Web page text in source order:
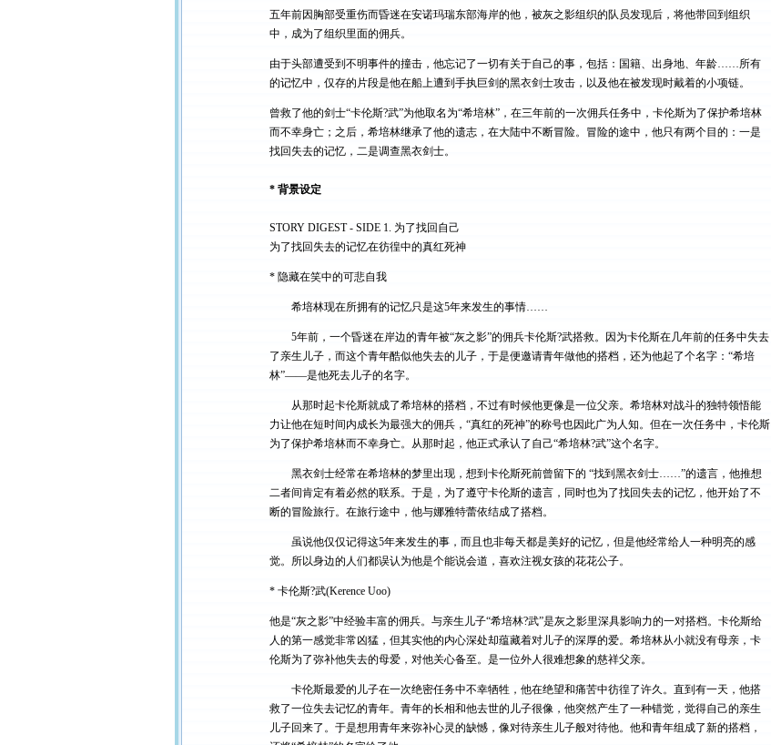
五年前因胸部受重伤而昏迷在安诺玛瑞东部海岸的他，被灰之影组织的队员发现后，将他带回到组织
中，成为了组织里面的佣兵。
由于头部遭受到不明事件的撞击，他忘记了一切有关于自己的事，包括：国籍、出身地、年龄……所有
的记忆中，仅存的片段是他在船上遭到手执巨剑的黑衣剑士攻击，以及他在被发现时戴着的小项链。
曾救了他的剑士“卡伦斯?武”为他取名为“希培林”，在三年前的一次佣兵任务中，卡伦斯为了保护希培林
而不幸身亡；之后，希培林继承了他的遗志，在大陆中不断冒险。冒险的途中，他只有两个目的：一是
找回失去的记忆，二是调查黑衣剑士。
* 背景设定
STORY DIGEST - SIDE 1. 为了找回自己
为了找回失去的记忆在彷徨中的真红死神
* 隐藏在笑中的可悲自我
希培林现在所拥有的记忆只是这5年来发生的事情……
5年前，一个昏迷在岸边的青年被“灰之影”的佣兵卡伦斯?武搭救。因为卡伦斯在几年前的任务中失去
了亲生儿子，而这个青年酷似他失去的儿子，于是便邀请青年做他的搭档，还为他起了个名字：“希培
林”――是他死去儿子的名字。
从那时起卡伦斯就成了希培林的搭档，不过有时候他更像是一位父亲。希培林对战斗的独特领悟能
力让他在短时间内成长为最强大的佣兵，“真红的死神”的称号也因此广为人知。但在一次任务中，卡伦斯
为了保护希培林而不幸身亡。从那时起，他正式承认了自己“希培林?武”这个名字。
黑衣剑士经常在希培林的梦里出现，想到卡伦斯死前曾留下的 “找到黑衣剑士……”的遗言，他推想
二者间肯定有着必然的联系。于是，为了遵守卡伦斯的遗言，同时也为了找回失去的记忆，他开始了不
断的冒险旅行。在旅行途中，他与娜雅特蕾依结成了搭档。
虽说他仅仅记得这5年来发生的事，而且也非每天都是美好的记忆，但是他经常给人一种明亮的感
觉。所以身边的人们都误认为他是个能说会道，喜欢注视女孩的花花公子。
* 卡伦斯?武(Kerence Uoo)
他是“灰之影”中经验丰富的佣兵。与亲生儿子“希培林?武”是灰之影里深具影响力的一对搭档。卡伦斯给
人的第一感觉非常凶猛，但其实他的内心深处却蕴藏着对儿子的深厚的爱。希培林从小就没有母亲，卡
伦斯为了弥补他失去的母爱，对他关心备至。是一位外人很难想象的慈祥父亲。
卡伦斯最爱的儿子在一次绝密任务中不幸牺牲，他在绝望和痛苦中彷徨了许久。直到有一天，他搭
救了一位失去记忆的青年。青年的长相和他去世的儿子很像，他突然产生了一种错觉，觉得自己的亲生
儿子回来了。于是想用青年来弥补心灵的缺憾，像对待亲生儿子般对待他。他和青年组成了新的搭档，